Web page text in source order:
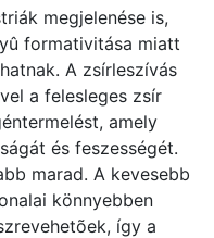
megjelenése is,
formativitása miatt
A zsírleszívás
a felesleges zsír
amely
és feszességét.
marad. A kevesebb
könnyebben
így a